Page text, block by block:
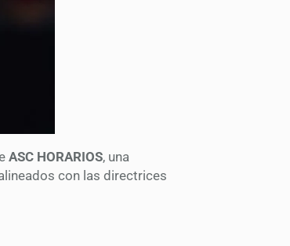
ASC HORARIOS, una
con las directrices